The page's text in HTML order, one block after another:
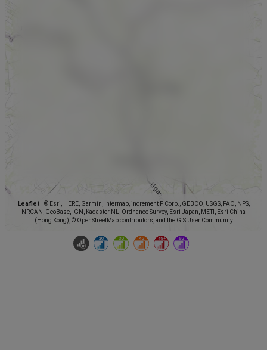
Leaflet
© Esri, HERE, Garmin, Intermap, increment P Corp., GEBCO, USGS, FAO, NPS,
NRCAN, GeoBase, IGN, Kadaster NL, Ordnance Survey, Esri Japan, METI, Esri China
(Hong Kong), © OpenStreetMap contributors, and the GIS User Community